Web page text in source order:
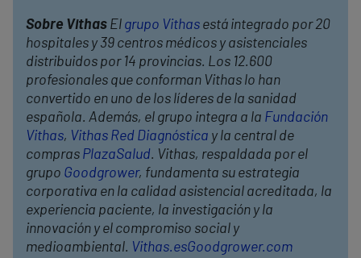
Sobre Vithas El grupo Vithas está integrado por 20
hospitales y 39 centros médicos y asistenciales
distribuidos por 14 provincias. Los 12.600
profesionales que conforman Vithas lo han
convertido en uno de los líderes de la sanidad
española. Además, el grupo integra a la Fundación
Vithas, Vithas Red Diagnóstica y la central de
compras PlazaSalud. Vithas, respaldada por el
grupo Goodgrower, fundamenta su estrategia
corporativa en la calidad asistencial acreditada, la
experiencia paciente, la investigación y la
innovación y el compromiso social y
medioambiental. Vithas.esGoodgrower.com